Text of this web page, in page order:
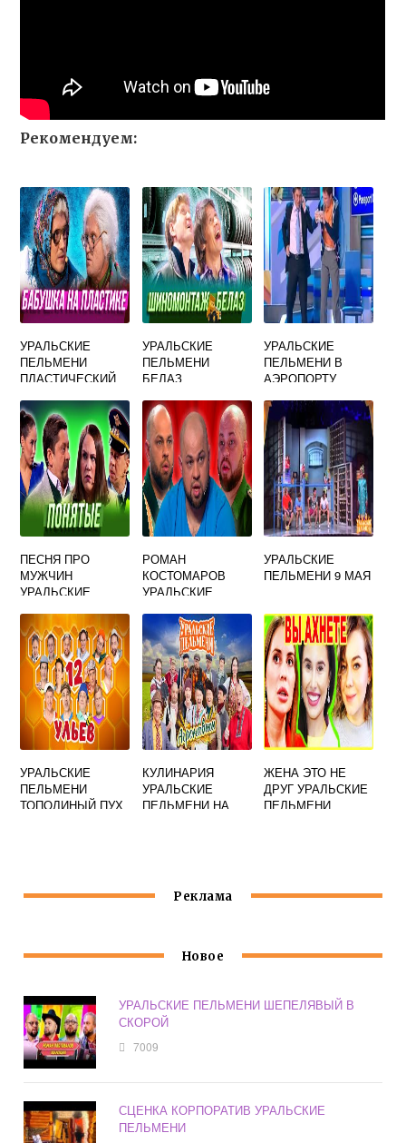
Рекомендуем:
УРАЛЬСКИЕ
ПЕЛЬМЕНИ
ПЛАСТИЧЕСКИЙ
УРАЛЬСКИЕ
ПЕЛЬМЕНИ
БЕЛАЗ
УРАЛЬСКИЕ
ПЕЛЬМЕНИ В
АЭРОПОРТУ
ПЕСНЯ ПРО
МУЖЧИН
УРАЛЬСКИЕ
РОМАН
КОСТОМАРОВ
УРАЛЬСКИЕ
УРАЛЬСКИЕ
ПЕЛЬМЕНИ 9 МАЯ
УРАЛЬСКИЕ
ПЕЛЬМЕНИ
ТОПОЛИНЫЙ ПУХ
КУЛИНАРИЯ
УРАЛЬСКИЕ
ПЕЛЬМЕНИ НА
ЖЕНА ЭТО НЕ
ДРУГ УРАЛЬСКИЕ
ПЕЛЬМЕНИ
Реклама
Новое
УРАЛЬСКИЕ ПЕЛЬМЕНИ ШЕПЕЛЯВЫЙ В
СКОРОЙ
7009
СЦЕНКА КОРПОРАТИВ УРАЛЬСКИЕ
ПЕЛЬМЕНИ